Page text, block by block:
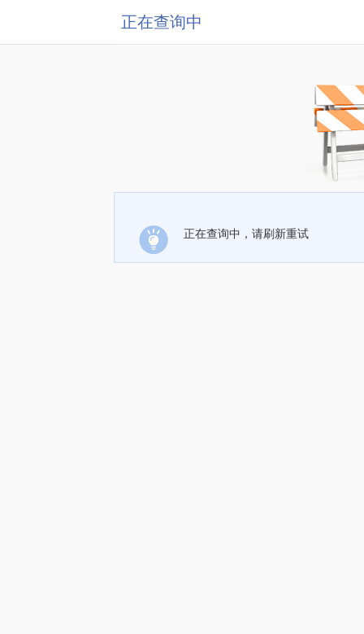
正在查询中
正在查询中，请刷新重试